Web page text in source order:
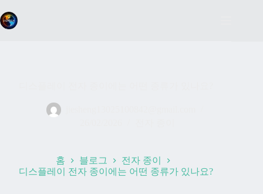
문
으
홈 블로그
전자 종이
디스플레이 전자 종이에는 어떤 종류가 있나요?